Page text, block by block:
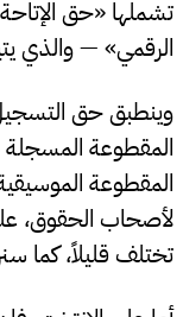
تشملها «حق
الرقمي» — والذي
وينطبق حق
المقطوعة المسجلة
المقطوعة
تختلف قليلاً، كما